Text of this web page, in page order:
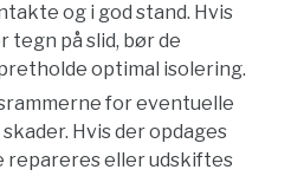
og i god stand. Hvis
tegn på slid, bør de
optimal isolering.
for eventuelle
Hvis der opdages
repareres eller udskiftes